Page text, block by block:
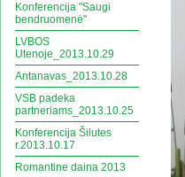
Konferencija "Saugi
bendruomenė"
LVBOS
Utenoje_2013.10.29
Antanavas_2013.10.28
VSB padeka
partneriams_2013.10.25
Konferencija Šilutes
r.2013.10.17
Romantine daina 2013